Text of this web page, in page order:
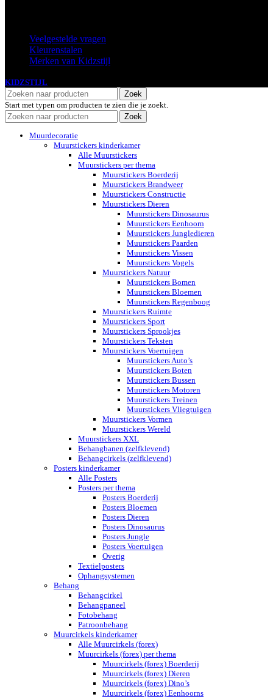
Veelgestelde vragen
Kleurenstalen
Merken van Kidzstijl
KIDZSTIJL
Zoek
Start met typen om producten te zien die je zoekt.
Zoek
Muurdecoratie
Muurstickers kinderkamer
Alle Muurstickers
Muurstickers per thema
Muurstickers Boerderij
Muurstickers Brandweer
Muurstickers Constructie
Muurstickers Dieren
Muurstickers Dinosaurus
Muurstickers Eenhoorn
Muurstickers Jungledieren
Muurstickers Paarden
Muurstickers Vissen
Muurstickers Vogels
Muurstickers Natuur
Muurstickers Bomen
Muurstickers Bloemen
Muurstickers Regenboog
Muurstickers Ruimte
Muurstickers Sport
Muurstickers Sprookjes
Muurstickers Teksten
Muurstickers Voertuigen
Muurstickers Auto’s
Muurstickers Boten
Muurstickers Bussen
Muurstickers Motoren
Muurstickers Treinen
Muurstickers Vliegtuigen
Muurstickers Vormen
Muurstickers Wereld
Muurstickers XXL
Behangbanen (zelfklevend)
Behangcirkels (zelfklevend)
Posters kinderkamer
Alle Posters
Posters per thema
Posters Boerderij
Posters Bloemen
Posters Dieren
Posters Dinosaurus
Posters Jungle
Posters Voertuigen
Overig
Textielposters
Ophangsystemen
Behang
Behangcirkel
Behangpaneel
Fotobehang
Patroonbehang
Muurcirkels kinderkamer
Alle Muurcirkels (forex)
Muurcirkels (forex) per thema
Muurcirkels (forex) Boerderij
Muurcirkels (forex) Dieren
Muurcirkels (forex) Dino’s
Muurcirkels (forex) Eenhoorns